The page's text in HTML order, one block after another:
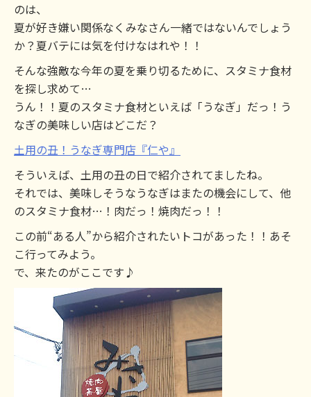
のは、
夏が好き嫌い関係なくみなさん一緒ではないんでしょう
か？夏バテには気を付けなはれや！！
そんな強敵な今年の夏を乗り切るために、スタミナ食材
を探し求めて…
うん！！夏のスタミナ食材といえば「うなぎ」だっ！う
なぎの美味しい店はどこだ？
土用の丑！うなぎ専門店『仁や』
そういえば、土用の丑の日で紹介されてましたね。
それでは、美味しそうなうなぎはまたの機会にして、他
のスタミナ食材…！肉だっ！焼肉だっ！！
この前“ある人”から紹介されたいトコがあった！！あそ
こ行ってみよう。
で、来たのがここです♪